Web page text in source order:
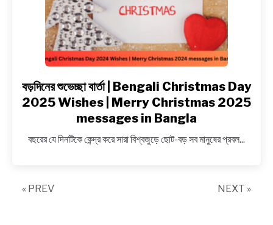
ও
Happy
Poush
Parbon
Nie
Ukti,
Kobita,
Shayri
link
to
বড়দিনের
বার্তা
বড়দিনের শুভেচ্ছা বার্তা | Bengali Christmas Day
2025 Wishes | Merry Christmas 2025
messages in Bangla
বছরের যে দিনটিকে কেন্দ্র করে সারা বিশ্বজুড়ে ছোট-বড় সব মানুষের প্রবল...
« PREV NEXT »